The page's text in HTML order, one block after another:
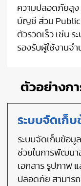
ความปลอดภัยสูง
บัญชี ส่วน Public
ตัวรวดเร็ว เช่น ร
รองรับผู้ใช้งานจ
ตัวอย่างกา
ระบบจัดเก็
ระบบจัดเก็บข้อมู
ช่วยในการพัฒนา
เอกสาร รูปภาพ
ปลอดภัย สามาร